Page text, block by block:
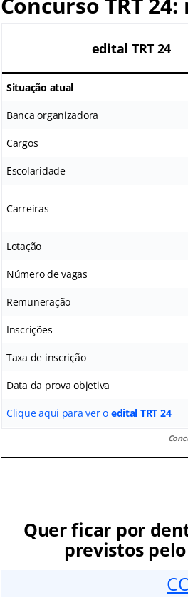
edital TRT 24
Situação atual
Banca organizadora
Cargos
Escolaridade
Carreiras
Lotação
Número de vagas
Remuneração
Inscrições
Taxa de inscrição
Data da prova objetiva
Clique aqui para ver o edital TRT 24
Quer ficar por
previstos